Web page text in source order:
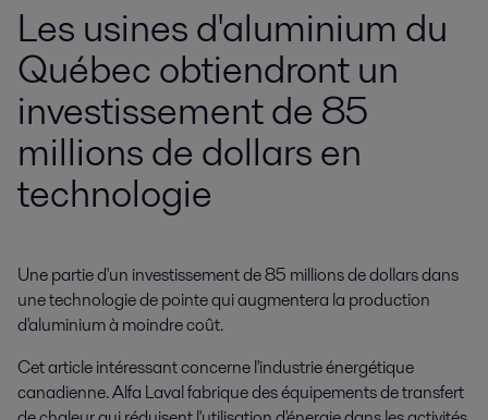
Les usines d'aluminium du
Québec obtiendront un
investissement de 85
millions de dollars en
technologie
Une partie d'un investissement de 85 millions de dollars dans
une technologie de pointe qui augmentera la production
d'aluminium à moindre coût.
Cet article intéressant concerne l'industrie énergétique
canadienne. Alfa Laval fabrique des équipements de transfert